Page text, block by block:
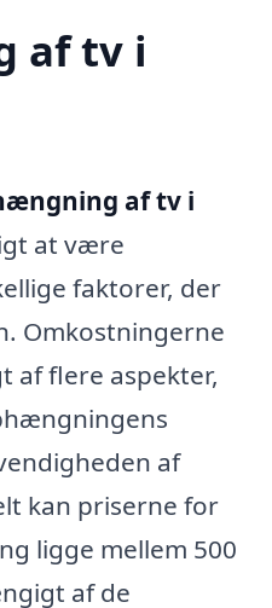
af tv i
af tv i
at være
faktorer, der
Omkostningerne
af flere aspekter,
af
kan priserne for
ligge mellem 500
af de